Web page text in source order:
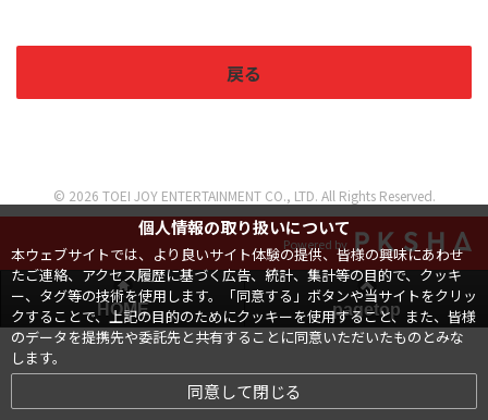
個人情報の取り扱いについて
本ウェブサイトでは、より良いサイト体験の提供、皆様の興味にあわせ
たご連絡、アクセス履歴に基づく広告、統計、集計等の目的で、クッキ
ー、タグ等の技術を使用します。「同意する」ボタンや当サイトをクリッ
クすることで、上記の目的のためにクッキーを使用すること、また、皆様
のデータを提携先や委託先と共有することに同意いただいたものとみな
します。
同意して閉じる
戻る
© 2026 TOEI JOY ENTERTAINMENT CO., LTD. All Rights Reserved.
Powered by
HOME pagetop